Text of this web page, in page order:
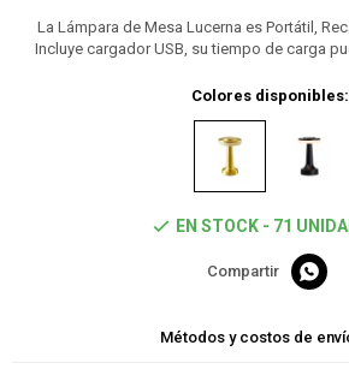
La Lámpara de Mesa Lucerna es Portátil,
Incluye cargador USB, su tiempo de carga
Colores disponibles:
EN STOCK - 71

Métodos y costos de